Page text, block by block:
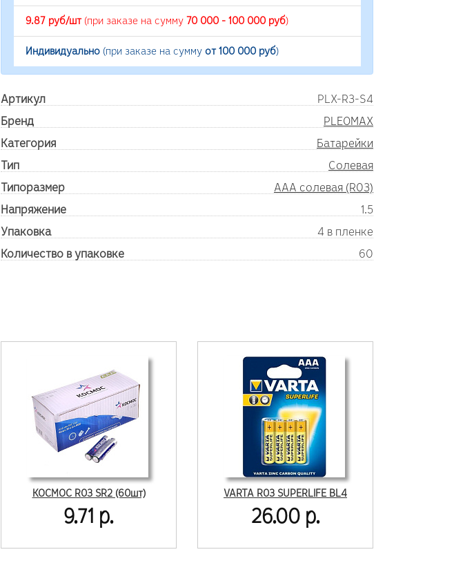
9.87 руб/шт(при заказе на сумму 70 000 - 100 000 руб)
Индивидуально (при заказе на сумму от 100 000 руб)
Артикул
PLX-R3-S4
Бренд
PLEOMAX
Категория
Батарейки
Тип
Солевая
Типоразмер
AAA солевая (R03)
Напряжение
1.5
Упаковка
4 в пленке
Количество в упаковке
60
КОСМОС R03 SR2 (60шт)
9.71 р.
VARTA R03 SUPERLIFE BL4
26.00 р.